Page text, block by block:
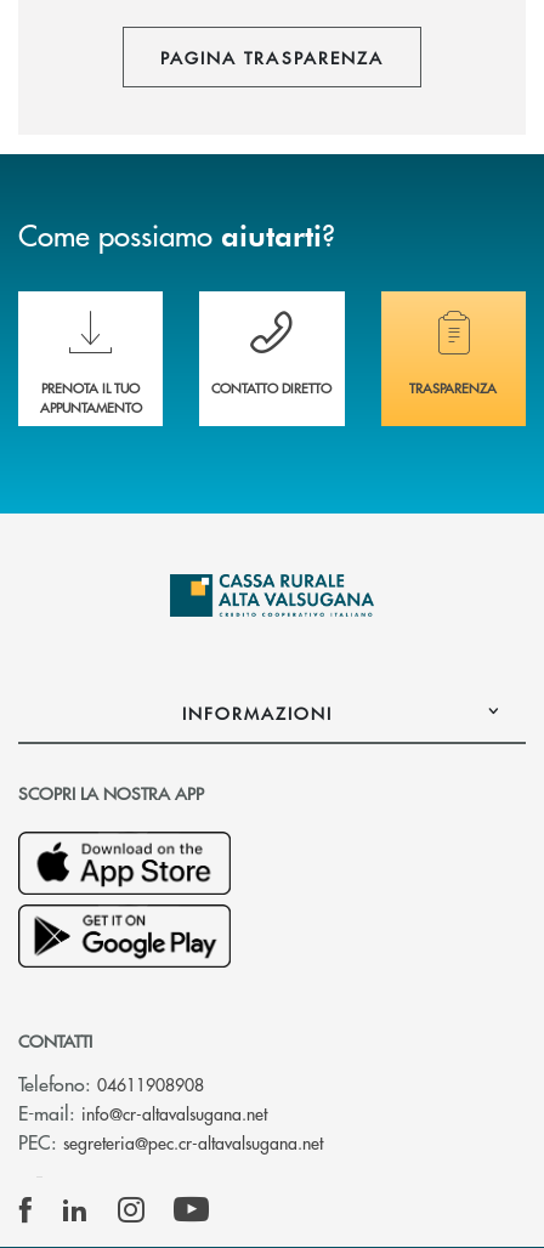
PAGINA TRASPARENZA
Come possiamo aiutarti?
Scopri le funzionalità della nuova PRENOTA BANCA
PRENOTA IL TUO
APPUNTAMENTO
Hai bisogno di assistenza immediata?
CONTATTO DIRETTO
Hai bisogno di
TRASPARENZA
INFORMAZIONI
SCOPRI LA NOSTRA APP
CONTATTI
Telefono: 04611908908
E-mail: info@cr-altavalsugana.net(si apre l’app di posta
PEC: segreteria@pec.cr-altavalsugana.net(si apre l’app di posta